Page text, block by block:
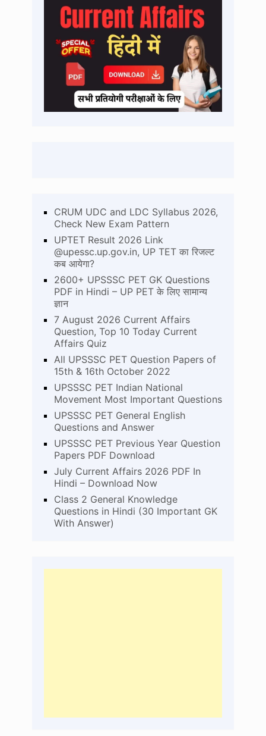
CRUM UDC and LDC Syllabus 2026,
Check New Exam Pattern
UPTET Result 2026 Link
@upessc.up.gov.in, UP TET का रिजल्ट
कब आयेगा?
2600+ UPSSSC PET GK Questions
PDF in Hindi – UP PET के लिए सामान्य
ज्ञान
7 August 2026 Current Affairs
Question, Top 10 Today Current
Affairs Quiz
All UPSSSC PET Question Papers of
15th & 16th October 2022
UPSSSC PET Indian National
Movement Most Important Questions
UPSSSC PET General English
Questions and Answer
UPSSSC PET Previous Year Question
Papers PDF Download
July Current Affairs 2026 PDF In
Hindi – Download Now
Class 2 General Knowledge
Questions in Hindi (30 Important GK
With Answer)